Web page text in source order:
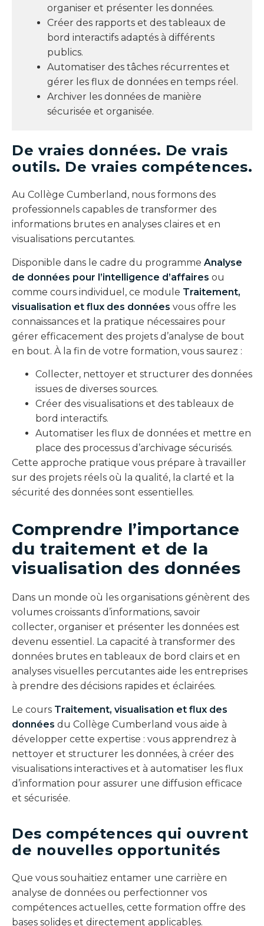
organiser et présenter les données.
Créer des rapports et des tableaux de
bord interactifs adaptés à différents
publics.
Automatiser des tâches récurrentes et
gérer les flux de données en temps réel.
Archiver les données de manière
sécurisée et organisée.
De vraies données. De vrais
outils. De vraies compétences.
Au Collège Cumberland, nous formons des
professionnels capables de transformer des
informations brutes en analyses claires et en
visualisations percutantes.
Disponible dans le cadre du programme Analyse
de données pour l’intelligence d’affaires ou
comme cours individuel, ce module Traitement,
visualisation et flux des données vous offre les
connaissances et la pratique nécessaires pour
gérer efficacement des projets d’analyse de bout
en bout. À la fin de votre formation, vous saurez :
Collecter, nettoyer et structurer des données
issues de diverses sources.
Créer des visualisations et des tableaux de
bord interactifs.
Automatiser les flux de données et mettre en
place des processus d’archivage sécurisés.
Cette approche pratique vous prépare à travailler
sur des projets réels où la qualité, la clarté et la
sécurité des données sont essentielles.
Comprendre l’importance
du traitement et de la
visualisation des données
Dans un monde où les organisations génèrent des
volumes croissants d’informations, savoir
collecter, organiser et présenter les données est
devenu essentiel. La capacité à transformer des
données brutes en tableaux de bord clairs et en
analyses visuelles percutantes aide les entreprises
à prendre des décisions rapides et éclairées.
Le cours Traitement, visualisation et flux des
données du Collège Cumberland vous aide à
développer cette expertise : vous apprendrez à
nettoyer et structurer les données, à créer des
visualisations interactives et à automatiser les flux
d’information pour assurer une diffusion efficace
et sécurisée.
Des compétences qui ouvrent
de nouvelles opportunités
Que vous souhaitiez entamer une carrière en
analyse de données ou perfectionner vos
compétences actuelles, cette formation offre des
bases solides et directement applicables.